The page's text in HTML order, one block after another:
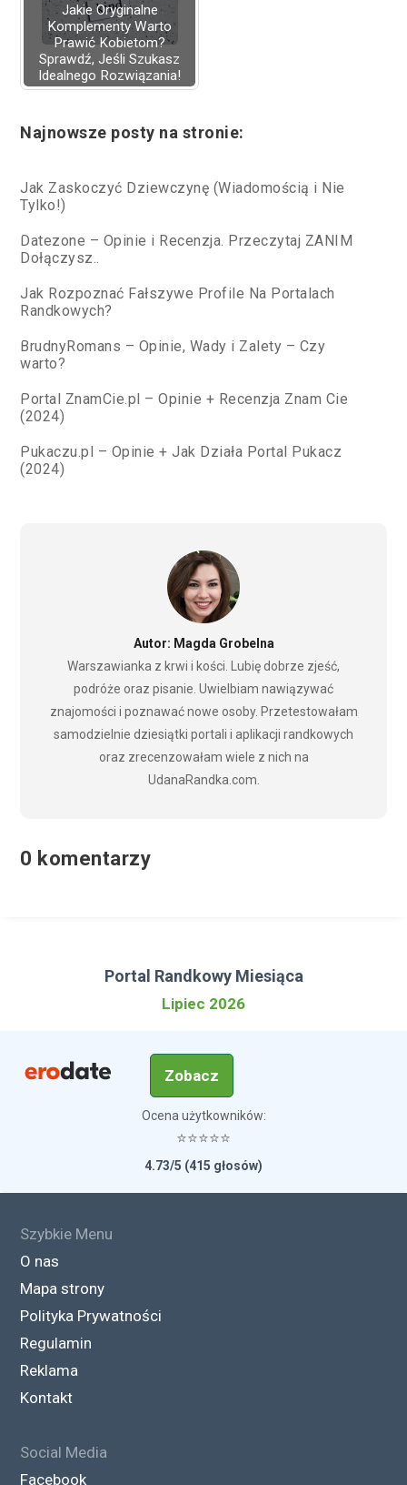
Jakie Oryginalne
Komplementy Warto
Prawić Kobietom?
Sprawdź, Jeśli Szukasz
Idealnego Rozwiązania!
Najnowsze posty na stronie:
Jak Zaskoczyć Dziewczynę (Wiadomością i Nie
Tylko!)
Datezone – Opinie i Recenzja. Przeczytaj ZANIM
Dołączysz..
Jak Rozpoznać Fałszywe Profile Na Portalach
Randkowych?
BrudnyRomans – Opinie, Wady i Zalety – Czy
warto?
Portal ZnamCie.pl – Opinie + Recenzja Znam Cie
(2024)
Pukaczu.pl – Opinie + Jak Działa Portal Pukacz
(2024)
Autor: Magda Grobelna
Warszawianka z krwi i kości. Lubię dobrze zjeść,
podróże oraz pisanie. Uwielbiam nawiązywać
znajomości i poznawać nowe osoby. Przetestowałam
samodzielnie dziesiątki portali i aplikacji randkowych
oraz zrecenzowałam wiele z nich na
UdanaRandka.com.
0 komentarzy
Portal Randkowy Miesiąca
Lipiec 2026
Zobacz
Ocena użytkowników:
⭐⭐⭐⭐⭐
4.73/5 (415 głosów)
Szybkie Menu
O nas
Mapa strony
Polityka Prywatności
Regulamin
Reklama
Kontakt
Social Media
Facebook